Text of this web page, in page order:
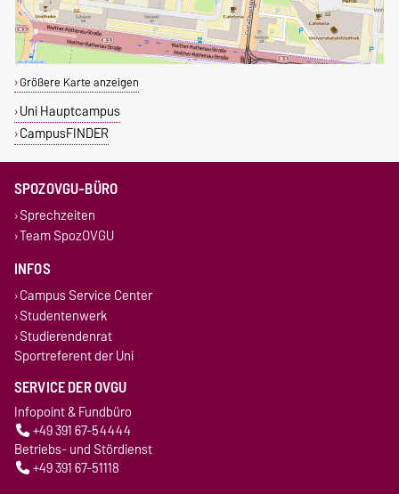
Größere Karte anzeigen
Uni Hauptcampus
CampusFINDER
SPOZOVGU-BÜRO
Sprechzeiten
Team SpozOVGU
INFOS
Campus Service Center
Studentenwerk
Studierendenrat
Sportreferent der Uni
SERVICE DER OVGU
Infopoint & Fundbüro
+49 391 67-54444
Betriebs- und Stördienst
+49 391 67-51118